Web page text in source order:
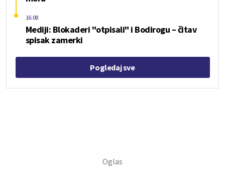
Mediji: Blokaderi "otpisali" i Bodirogu – čitav
spisak zamerki
16:08
Pogledaj sve